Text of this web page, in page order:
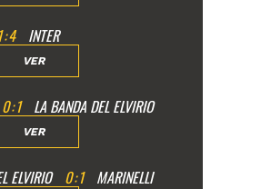
:4 INTER
VER
0:1 LA BANDA DEL ELVIRIO
VER
ELVIRIO 0:1 MARINELLI